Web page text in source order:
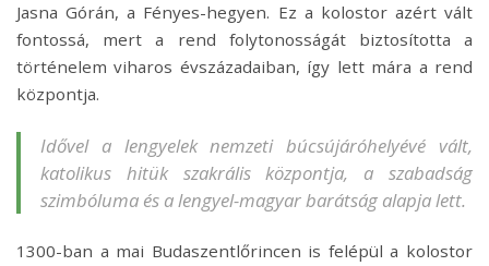
Jasna Górán, a Fényes-hegyen. Ez a kolostor azért vált
fontossá, mert a rend folytonosságát biztosította a
történelem viharos évszázadaiban, így lett mára a rend
központja.
Idővel a lengyelek nemzeti búcsújáróhelyévé vált,
katolikus hitük szakrális központja, a szabadság
szimbóluma és a lengyel-magyar barátság alapja lett.
1300-ban a mai Budaszentlőrincen is felépül a kolostor